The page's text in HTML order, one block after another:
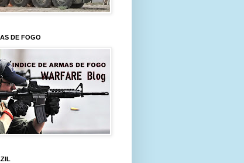
DE FOGO